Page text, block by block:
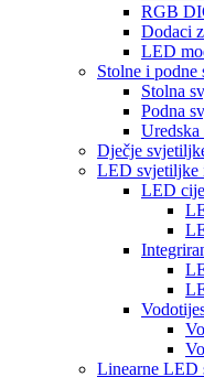
RGB
Dodaci
LED
Stolne i podne
Stolna
Podna
Dječje
LED svjetiljke
LED
Linearne LED